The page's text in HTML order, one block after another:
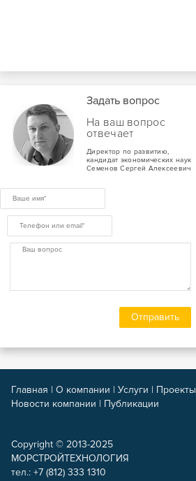
Задать вопрос
На ваш вопрос
отвечает
Директор по развитию,
кандидат экономических наук
Семенов Сергей Алексеевич
Copyright © 2013-2025
МОРСТРОЙТЕХНОЛОГИЯ
тел.: +7 (812) 333 1310
Главная | О компании | Услуги | Проекты
Новости компании | Публикации